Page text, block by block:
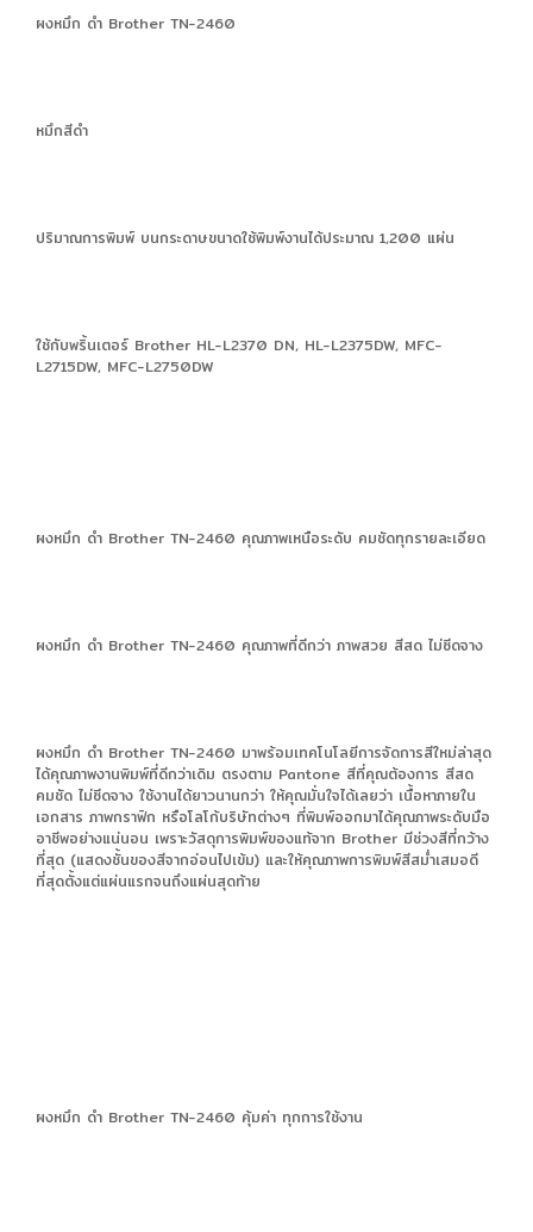
ผงหมึก ดำ Brother TN-2460
หมึกสีดำ
ปริมาณการพิมพ์ บนกระดาษขนาดใช้พิมพ์งานได้ประมาณ 1,200 แผ่น
ใช้กับพริ้นเตอร์ Brother HL-L2370 DN, HL-L2375DW, MFC-
L2715DW, MFC-L2750DW
ผงหมึก ดำ Brother TN-2460 คุณภาพเหนือระดับ คมชัดทุกรายละเอียด
ผงหมึก ดำ Brother TN-2460 คุณภาพที่ดีกว่า ภาพสวย สีสด ไม่ซีดจาง
ผงหมึก ดำ Brother TN-2460 มาพร้อมเทคโนโลยีการจัดการสีใหม่ล่าสุด
ได้คุณภาพงานพิมพ์ที่ดีกว่าเดิม ตรงตาม Pantone สีที่คุณต้องการ สีสด
คมชัด ไม่ซีดจาง ใช้งานได้ยาวนานกว่า ให้คุณมั่นใจได้เลยว่า เนื้อหาภายใน
เอกสาร ภาพกราฟิก หรือโลโก้บริษัทต่างๆ ที่พิมพ์ออกมาได้คุณภาพระดับมือ
อาชีพอย่างแน่นอน เพราะวัสดุการพิมพ์ของแท้จาก Brother มีช่วงสีที่กว้าง
ที่สุด (แสดงชั้นของสีจากอ่อนไปเข้ม) และให้คุณภาพการพิมพ์สีสม่ำเสมอดี
ที่สุดตั้งแต่แผ่นแรกจนถึงแผ่นสุดท้าย
ผงหมึก ดำ Brother TN-2460 คุ้มค่า ทุกการใช้งาน